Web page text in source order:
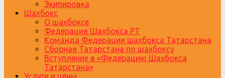
Экипировка
Шахбокс
О шахбоксе
Федерация Шахбокса РТ
Команда Федерации шахбокса Татарстана
Сборная Татарстана по шахбоксу
Вступление в «Федерацию Шахбокса
Татарстана»
Услуги и цены